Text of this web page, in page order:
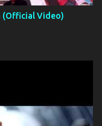
(Official Video)